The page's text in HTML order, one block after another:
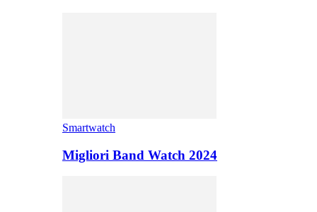
Smartwatch
Migliori Band Watch 2024